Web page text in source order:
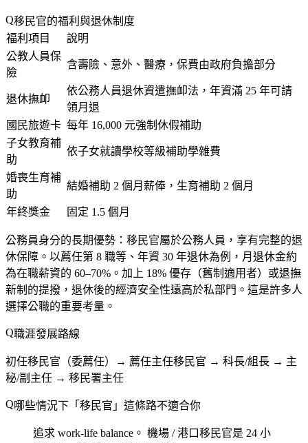
移民官的福利與退休制度
福利項目
說明
公教人員保
險
含壽險、意外、醫療，保費由政府負擔部分
退休撫卹
依公務人員退休資遣撫卹法，年資滿 25 年可請
領月退
國民旅遊卡 每年 16,000 元強制休假補助
子女教育補
助
依子女就讀學校等級補助學雜費
婚喪生育補
助
結婚補助 2 個月薪俸，生育補助 2 個月
年終獎金 固定 1.5 個月
公務員身分的長期優勢 ：移民官屬於公務人員，享有完整的退
休保障。以薦任第 8 職等、年資 30 年退休為例，月退休金約
為在職薪資的 60–70%。加上 18% 優存（舊制適用者）或退撫
新制的提撥，退休後的經濟安全性遠高於私部門。這是許多人
選擇公職的重要考量。
職涯發展路線
初任移民官（委薦任）→ 薦任主任移民官 → 科長/組長 → 主
秘/副主任 → 移民署主任
哪些情況下「移民官」這條路不適合你
追求 work-life balance。 機場 / 港口移民官是 24 小